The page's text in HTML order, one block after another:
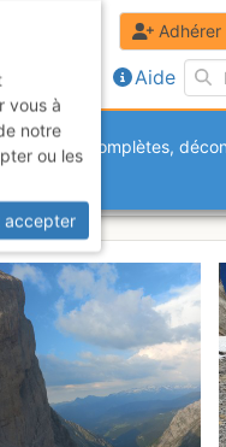
Aide
Adhérer
ou incomplètes,
vous à
notre
ou les
accepter